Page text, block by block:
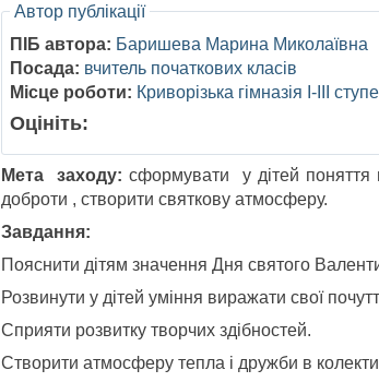
Автор публікації
ПІБ автора: Баришева Марина Миколаївна
Посада: вчитель початкових класів
Місце роботи: Криворізька гімназія І-ІІІ
Оцініть:
Мета заходу: сформувати у дітей
доброти , створити святкову атмосферу.
Завдання:
Пояснити дітям значення Дня святого
Розвинути у дітей уміння виражати свої
Сприяти розвитку творчих здібностей.
Створити атмосферу тепла і дружби в